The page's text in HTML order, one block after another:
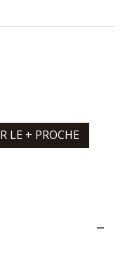
LE + PROCHE